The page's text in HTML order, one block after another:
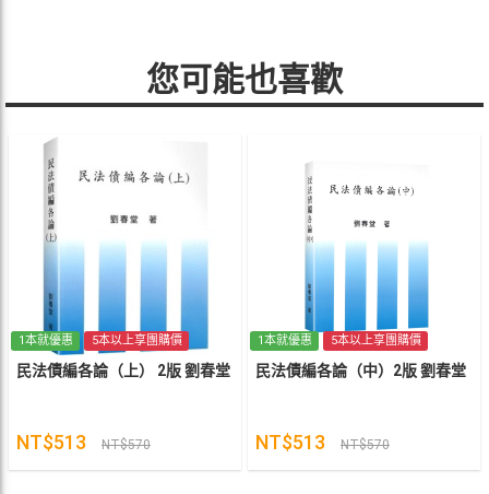
您可能也喜歡
1本就優惠 5本以上享團購價
民法債編各論（上） 2版 劉春堂
NT$513 NT$570
1本就優惠 5本以上享團購價
民法債編各論（中）2版 劉春堂
NT$513 NT$570